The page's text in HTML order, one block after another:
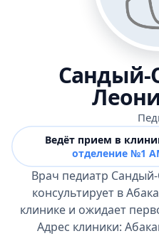
Сандый-
Ведёт прием в
отделение №1
Врач педиатр
консультирует в
клинике и ожидает
Адрес клиники: